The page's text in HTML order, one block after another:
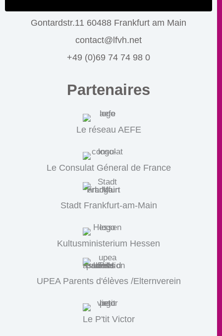
Gontardstr.11 60488 Frankfurt am Main
contact@lfvh.net
+49 (0)69 74 74 98 0
Partenaires
Le réseau AEFE
Le Consulat Géneral de France
Stadt Frankfurt-am-Main
Kultusministerium Hessen
UPEA Parents d'élèves /Elternverein
Le P'tit Victor